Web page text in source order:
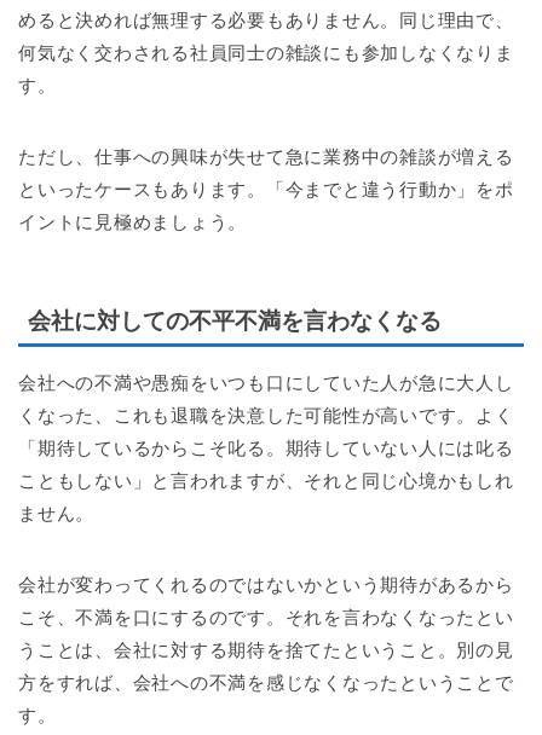
めると決めれば無理する必要もありません。同じ理由で、
何気なく交わされる社員同士の雑談にも参加しなくなりま
す。
ただし、仕事への興味が失せて急に業務中の雑談が増える
といったケースもあります。「今までと違う行動か」をポ
イントに見極めましょう。
会社に対しての不平不満を言わなくなる
会社への不満や愚痴をいつも口にしていた人が急に大人し
くなった、これも退職を決意した可能性が高いです。よく
「期待しているからこそ叱る。期待していない人には叱る
こともしない」と言われますが、それと同じ心境かもしれ
ません。
会社が変わってくれるのではないかという期待があるから
こそ、不満を口にするのです。それを言わなくなったとい
うことは、会社に対する期待を捨てたということ。別の見
方をすれば、会社への不満を感じなくなったということで
す。